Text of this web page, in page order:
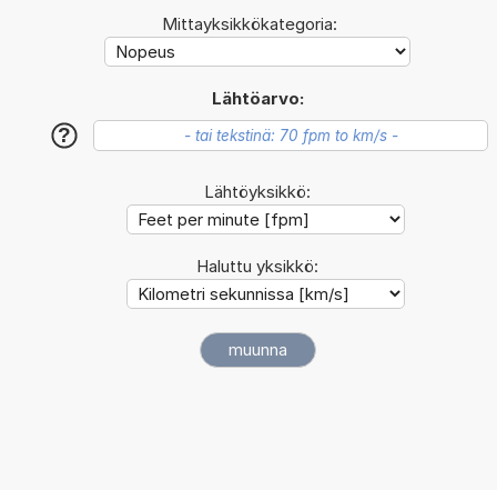
Mittayksikkökategoria:
Lähtöarvo:
?
Lähtöyksikkö:
Haluttu yksikkö: